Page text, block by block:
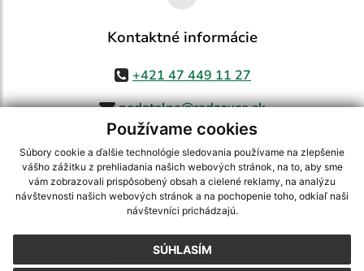
Používame cookies
Súbory cookie a ďalšie technológie sledovania používame na zlepšenie
vášho zážitku z prehliadania našich webových stránok, na to, aby sme
vám zobrazovali prispôsobený obsah a cielené reklamy, na analýzu
návštevnosti našich webových stránok a na pochopenie toho, odkiaľ naši
návštevníci prichádzajú.
SÚHLASÍM
Kontaktné informácie
+421 47 449 11 27
podatelna@radzovce.sk
využite možnosť získavania aktuálnych informácií s využitím RSS
CMS systém (redakčný) systém ECHELON 2,Mapa stránok,web portál
webex.digital, s.r.o.,domény,registrácia domény
Posledná aktualizácia:06.08.2026